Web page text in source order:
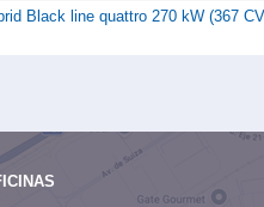
Black line quattro 270 kW (367